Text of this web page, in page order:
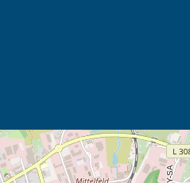
neuem Tab (Karte)